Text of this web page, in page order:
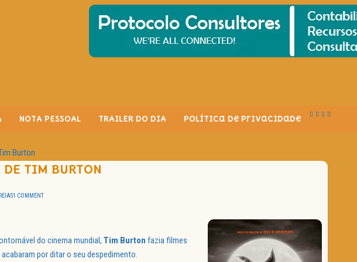
NOTA PESSOAL TRAILER DO DIA Política de Privacidade
Burton
DE TIM BURTON
1 COMMENT
do cinema mundial, Tim Burton fazia filmes
por ditar o seu despedimento.